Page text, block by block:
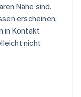
Nähe sind.
erscheinen,
in Kontakt
nicht